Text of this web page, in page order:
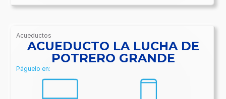
Acueductos
/BancoBCR-
Contenido/Conectividades/Acueductos
ACUEDUCTO LA LUCHA DE
POTRERO GRANDE
Páguelo en: